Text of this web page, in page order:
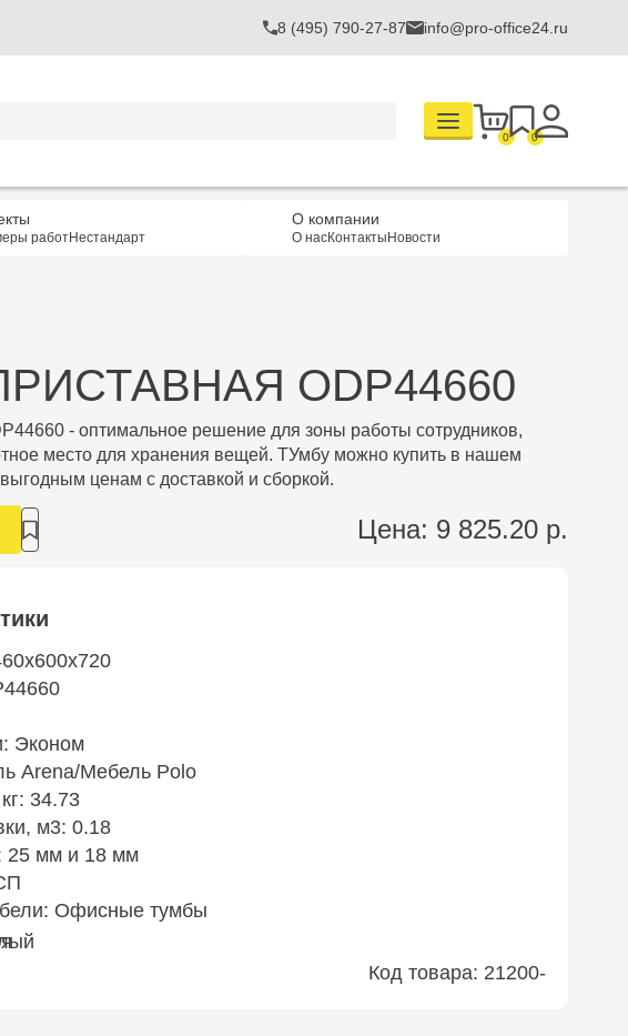
8 (495) 790-27-87 info@pro-office24.ru
0 0
работНестандарт
О компании
О насКонтакты Новости
ODP44660
- оптимальное решение для зоны работы сотрудников,
место для хранения вещей. ТУмбу можно купить в нашем
выгодным ценам с доставкой и сборкой.
Цена: 9 825.20 р.
Эконом
Arena/Мебель Polo
34.73
м3: 0.18
25 мм и 18 мм
Офисные тумбы
Код товара: 21200-